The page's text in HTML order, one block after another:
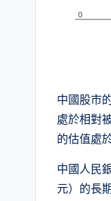
中國股市
處於相對
的估值處
中國人民
元）的長